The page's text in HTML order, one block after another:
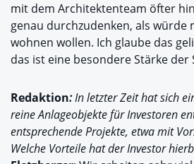
mit dem Architektenteam öfter
genau durchzudenken, als würde
wohnen wollen. Ich glaube das
das ist eine besondere Stärke der
Redaktion:In letzter Zeit hat sich
reine Anlageobjekte für Investoren
entsprechende Projekte, etwa mit
Welche Vorteile hat der Investor